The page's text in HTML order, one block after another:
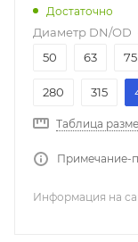
Достаточно
Диаметр DN/OD
50
63 75
280 315
Таблица
Примечание-
Информация на